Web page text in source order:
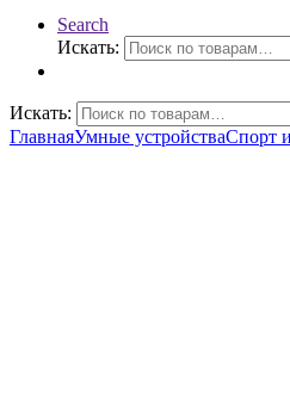
Search
Искать:
Искать:
ГлавнаяУмные устройстваСпорт